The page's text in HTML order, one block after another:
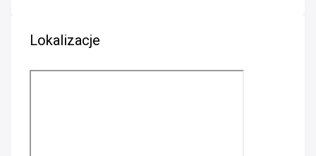
Lokalizacje